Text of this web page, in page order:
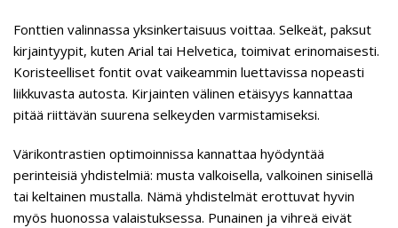
Fonttien valinnassa yksinkertaisuus voittaa. Selkeät, paksut
kirjaintyypit, kuten Arial tai Helvetica, toimivat erinomaisesti.
Koristeelliset fontit ovat vaikeammin luettavissa nopeasti
liikkuvasta autosta. Kirjainten välinen etäisyys kannattaa
pitää riittävän suurena selkeyden varmistamiseksi.
Värikontrastien optimoinnissa kannattaa hyödyntää
perinteisiä yhdistelmiä: musta valkoisella, valkoinen sinisellä
tai keltainen mustalla. Nämä yhdistelmät erottuvat hyvin
myös huonossa valaistuksessa. Punainen ja vihreä eivät